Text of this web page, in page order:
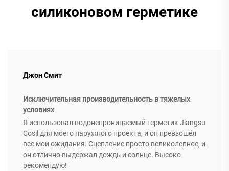
силиконовом герметике
Джон Смит
Исключительная производительность в тяжелых
условиях
Я использовал водонепроницаемый герметик Jiangsu
Cosil для моего наружного проекта, и он превзошёл
все мои ожидания. Сцепление просто великолепное, и
он отлично выдержал дождь и солнце. Высоко
рекомендую!